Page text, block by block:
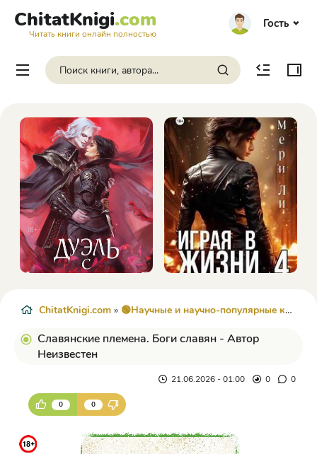
ChitatKnigi.com
Читать книги онлайн полностью
Гость
ChitatKnigi.com » 🟢Научные и научно-популярные книги
Славянские племена. Боги славян - Автор
Неизвестен
21.06.2026 - 01:00 0 0
0 0